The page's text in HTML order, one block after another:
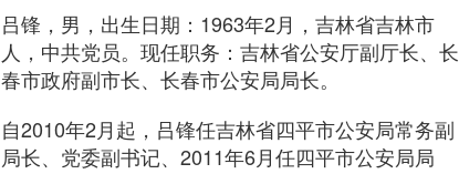
吕锋，男，出生日期：1963年2月，吉林省吉林市
人，中共党员。现任职务：吉林省公安厅副厅长、长
春市政府副市长、长春市公安局局长。
自2010年2月起，吕锋任吉林省四平市公安局常务副
局长、党委副书记、2011年6月任四平市公安局局